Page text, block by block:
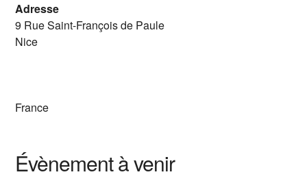
Adresse
9 Rue Saint-François de Paule
Nice
France
Évènement à venir